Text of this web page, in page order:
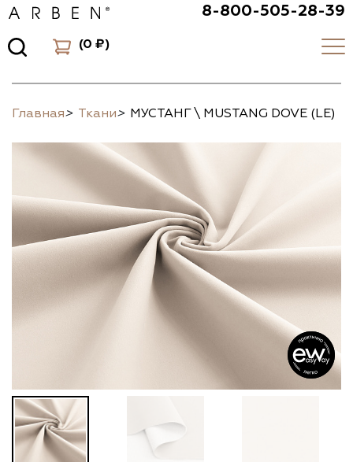
8-800-505-28-39
(0 ₽)
Главная> Ткани> МУСТАНГ \ MUSTANG DOVE (LE)